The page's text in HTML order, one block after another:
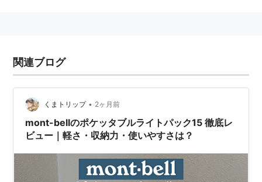
関連ブログ
くまトリップ • 2ヶ月前
mont-bellのポケッタブルライトパック15 徹底レ
ビュー｜軽さ・収納力・使いやすさは？